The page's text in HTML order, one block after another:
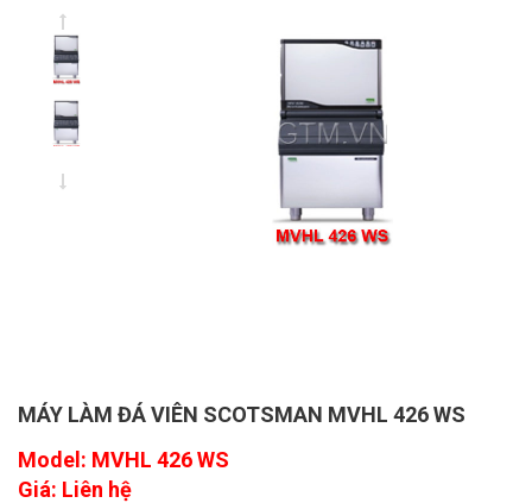
MÁY LÀM ĐÁ VIÊN SCOTSMAN MVHL 426 WS
Model: MVHL 426 WS
Giá: Liên hệ